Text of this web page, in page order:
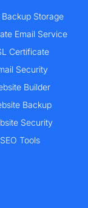
Backup Storage
Email Service
Certificate
Security
Builder
Backup
Security
SEO Tools